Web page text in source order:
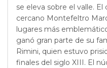
se eleva sobre el valle.
cercano Montefeltro
lugares más
ganó gran parte de su
Rimini, quien estuvo
finales del siglo XIII. El